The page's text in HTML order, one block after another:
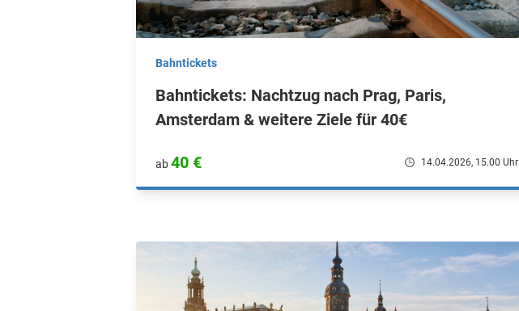
Bahntickets
Bahntickets: Nachtzug nach Prag, Paris,
Amsterdam & weitere Ziele für 40€
ab40 € 14.04.2026, 15.00 Uhr